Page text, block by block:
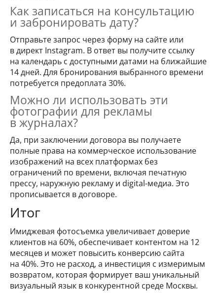
Как записаться на консультацию
и забронировать дату?
Отправьте запрос через форму на сайте или
в директ Instagram. В ответ вы получите ссылку
на календарь с доступными датами на ближайшие
14 дней. Для бронирования выбранного времени
потребуется предоплата 30%.
Можно ли использовать эти
фотографии для рекламы
в журналах?
Да, при заключении договора вы получаете
полные права на коммерческое использование
изображений на всех платформах без
ограничений по времени, включая печатную
прессу, наружную рекламу и digital-медиа. Это
прописывается в договоре.
Итог
Имиджевая фотосъемка увеличивает доверие
клиентов на 60%, обеспечивает контентом на 12
месяцев и может повысить конверсию сайта
на 40%. Это не расход, а инвестиция с измеримым
возвратом, которая формирует ваш уникальный
визуальный язык в конкурентной среде Москвы.